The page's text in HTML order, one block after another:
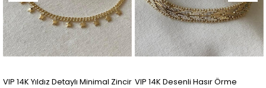
Detaylı Minimal Zincir VIP 14K Desenli Hasır Örme
VIP 14K Taşlı